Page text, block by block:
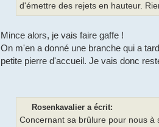
d'émettre des rejets en hauteur.
Mince alors, je vais faire gaffe !
On m'en a donné une branche qui a
petite pierre d'accueil. Je vais donc
Rosenkavalier a écrit:
Concernant sa brûlure pour nous